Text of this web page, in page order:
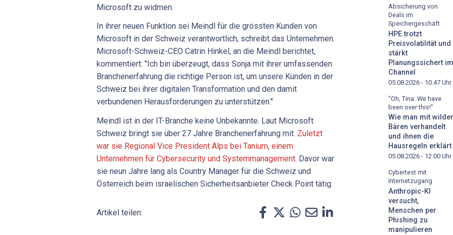
Microsoft zu widmen.
In ihrer neuen Funktion sei Meindl für die grössten Kunden von
Microsoft in der Schweiz verantwortlich, schreibt das Unternehmen.
Microsoft-Schweiz-CEO Catrin Hinkel, an die Meindl berichtet,
kommentiert: "Ich bin überzeugt, dass Sonja mit ihrer umfassenden
Branchenerfahrung die richtige Person ist, um unsere Kunden in der
Schweiz bei ihrer digitalen Transformation und den damit
verbundenen Herausforderungen zu unterstützen."
Meindl ist in der IT-Branche keine Unbekannte. Laut Microsoft
Schweiz bringt sie über 27 Jahre Branchenerfahrung mit. Zuletzt
war sie Regional Vice President Alps bei Tanium, einem
Unternehmen für Cybersecurity und Systemmanagement. Davor war
sie neun Jahre lang als Country Manager für die Schweiz und
Österreich beim israelischen Sicherheitsanbieter Check Point tätig.
Artikel teilen:
Absicherung von
Deals im
Speichergeschäft
HPE trotzt
Preisvolatilität und
stärkt
Planungssichert im
Channel
05.08.2026 - 10:47 Uhr
"Oh, Tina. We have
been over this!"
Wie man mit
Bären verhandelt
und ihnen die
Hausregeln erklärt
05.08.2026 - 12:00 Uhr
Cybertest mit
Internetzugang
Anthropic-KI
versucht,
Menschen per
Phishing zu
manipulieren